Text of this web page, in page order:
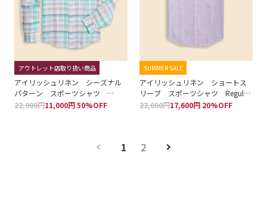
アウトレット店取り扱い商品
アイリッシュリネン シーズナル
パターン スポーツシャツ
Regular Fit
22,000円11,000円 50%OFF
SUMMER SALE
アイリッシュリネン ショートス
リーブ スポーツシャツ Regular
Fit
22,000円17,600円 20%OFF
1 2